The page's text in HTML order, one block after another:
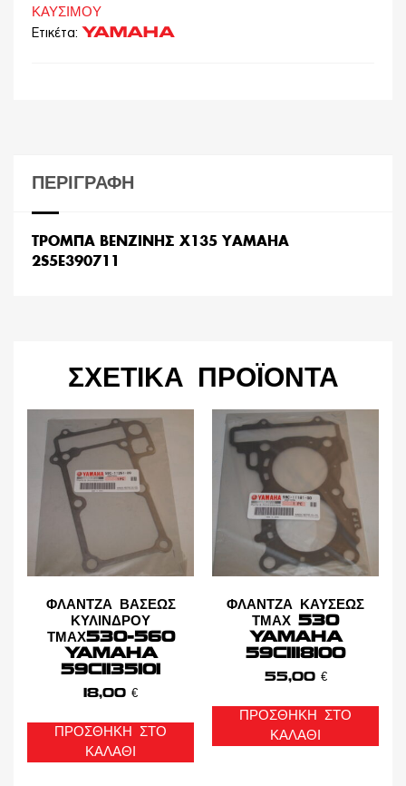
ΚΑΥΣΙΜΟΥ
Ετικέτα: YAMAHA
ΠΕΡΙΓΡΑΦΉ
ΤΡΟΜΠΑ ΒΕΝΖΙΝΗΣ X135 YAMAHA
2S5E390711
ΣΧΕΤΙΚΆ ΠΡΟΪΌΝΤΑ
ΦΛΑΝΤΖΑ ΒΑΣΕΩΣ
ΚΥΛΙΝΔΡΟΥ
ΤΜΑΧ530-560
YAMAHA
59C1135101
18,00 €
ΠΡΟΣΘΉΚΗ ΣΤΟ
ΚΑΛΆΘΙ
ΦΛΑΝΤΖΑ ΚΑΥΣΕΩΣ
ΤΜΑΧ 530
YAMAHA
59C1118100
55,00 €
ΠΡΟΣΘΉΚΗ ΣΤΟ
ΚΑΛΆΘΙ